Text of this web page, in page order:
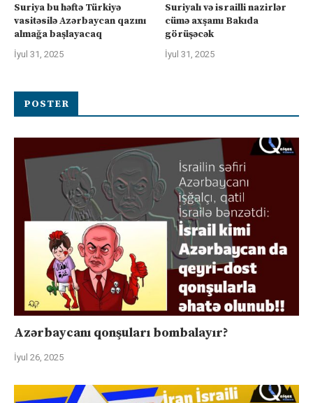
Suriya bu həftə Türkiyə
vasitəsilə Azərbaycan qazını
almağa başlayacaq
İyul 31, 2025
Suriyalı və israilli nazirlər
cümə axşamı Bakıda
görüşəcək
İyul 31, 2025
POSTER
Azərbaycanı qonşuları bombalayır?
İyul 26, 2025